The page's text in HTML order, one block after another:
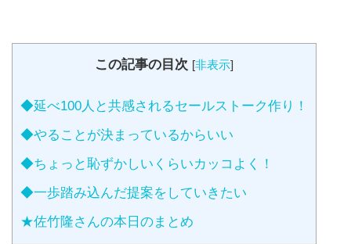
この記事の目次 [非表示]
◆延べ100人と共感されるセールストーク作り！
◆やることが決まっているからいい
◆ちょっと恥ずかしいくらいカッコよく！
◆一歩踏み込んだ提案をしていきたい
★佐竹隆さんの本日のまとめ